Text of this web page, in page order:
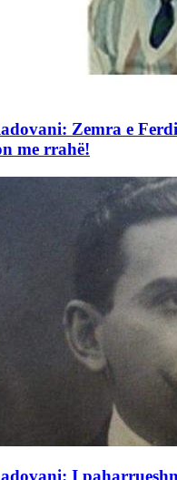
Zemra e
me rrahë!